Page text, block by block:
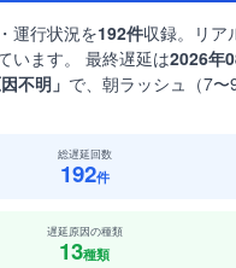
運行状況を192件収録。リア
います。 最終遅延は2026年
因不明」 で、朝ラッシュ（7〜
総遅延回数
192件
遅延原因の種類
13種類